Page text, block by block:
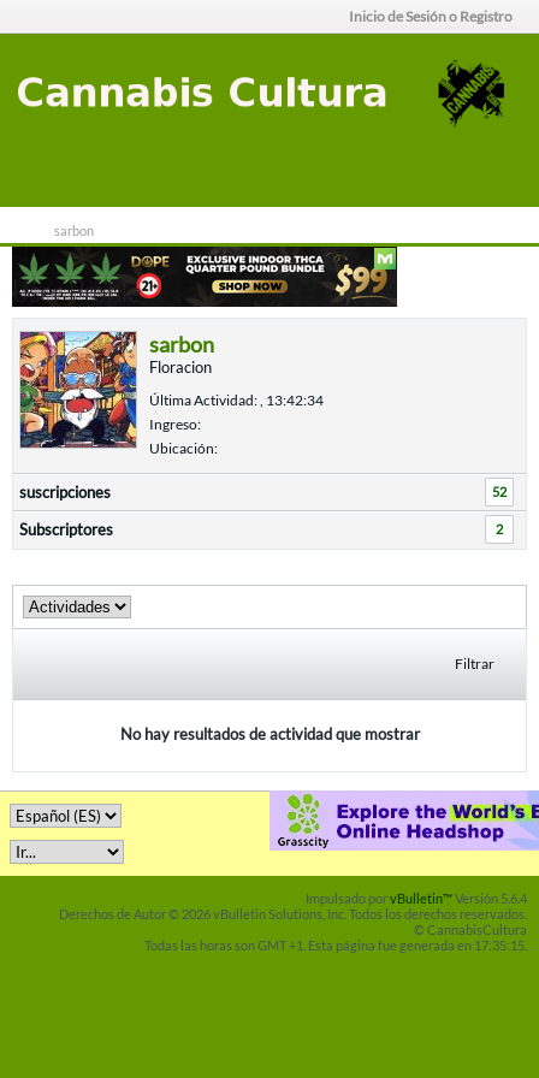
Inicio de Sesión o Registro
sarbon
User Profile
sarbon
Floracion
Última Actividad: , 13:42:34
Ingreso:
Ubicación:
suscripciones 52
Subscriptores 2
Filtrar
No hay resultados de actividad que mostrar
Impulsado porvBulletin™Versión 5.6.4
Derechos de Autor © 2026 vBulletin Solutions, Inc. Todos los derechos reservados.
© CannabisCultura
Todas las horas son GMT +1. Esta página fue generada en 17:35:15.